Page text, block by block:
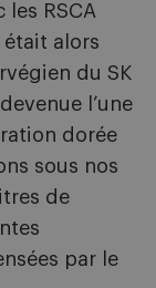
les RSCA
était alors
du SK
l’une
dorée
sous nos
de
par le